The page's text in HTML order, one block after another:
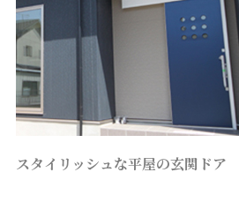
スタイリッシュな平屋の玄関ドア